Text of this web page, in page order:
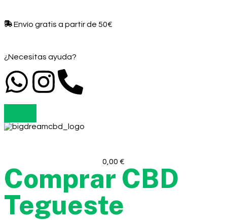
Envío gratis a partir de 50€​
¿Necesitas ayuda?
0,00 €
Comprar CBD
Tegueste